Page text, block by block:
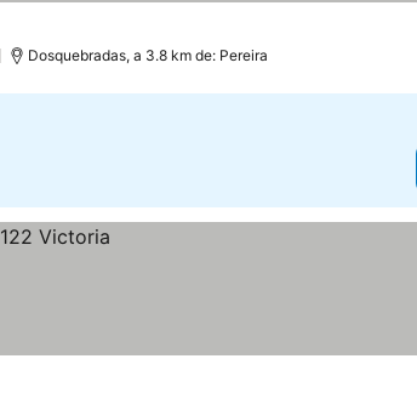
Dosquebradas, a 3.8 km de: Pereira